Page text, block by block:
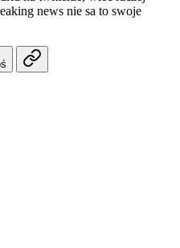
news nie sa to swoje